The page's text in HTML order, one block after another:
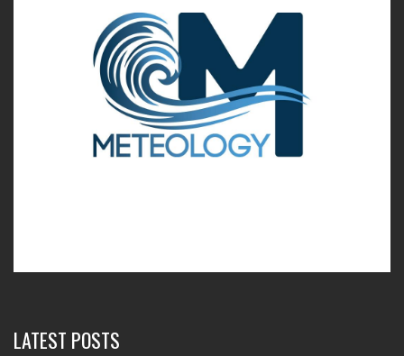
LATEST POSTS